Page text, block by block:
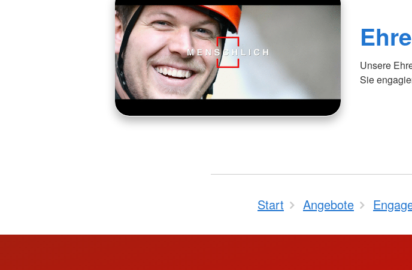
Unsere
Sie
Start Angebote